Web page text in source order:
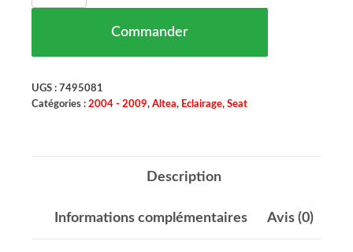
Commander
UGS : 7495081
Catégories : 2004 - 2009, Altea, Eclairage, Seat
Description
Informations complémentaires Avis (0)